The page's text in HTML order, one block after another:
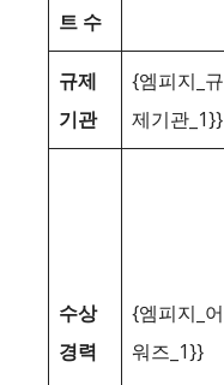
트 수
규제
기관
{엠피지_규
제기관_1}}
수상
경력
{엠피지_어
워즈_1}}